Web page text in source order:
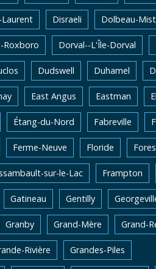
Laurent Disraeli Dolbeau-
Roxboro Dorval--L'Île-Dorval
Dudswell Duhamel
East Angus Eastman
Étang-du-Nord Fabreville
Ferme-Neuve Floride
sur-le-Lac Frampton
Gatineau Gentilly
Granby Grand-Mère Grand-
Rivière Grandes-Piles